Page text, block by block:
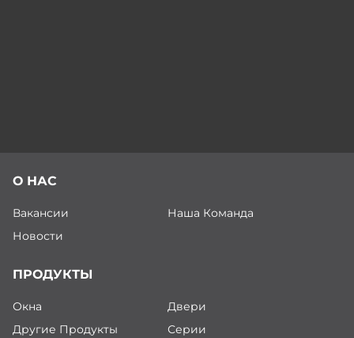
О НАС
Вакансии
Наша Команда
Новости
ПРОДУКТЫ
Окна
Двери
Другие Продукты
Серии